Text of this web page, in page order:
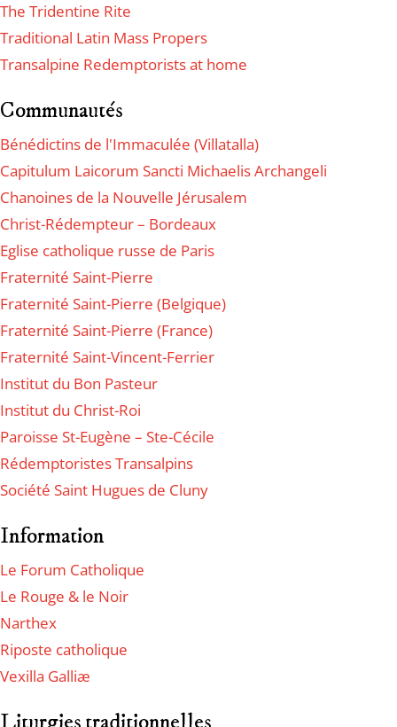
The Tridentine Rite
Traditional Latin Mass Propers
Transalpine Redemptorists at home
Communautés
Bénédictins de l'Immaculée (Villatalla)
Capitulum Laicorum Sancti Michaelis Archangeli
Chanoines de la Nouvelle Jérusalem
Christ-Rédempteur – Bordeaux
Eglise catholique russe de Paris
Fraternité Saint-Pierre
Fraternité Saint-Pierre (Belgique)
Fraternité Saint-Pierre (France)
Fraternité Saint-Vincent-Ferrier
Institut du Bon Pasteur
Institut du Christ-Roi
Paroisse St-Eugène – Ste-Cécile
Rédemptoristes Transalpins
Société Saint Hugues de Cluny
Information
Le Forum Catholique
Le Rouge & le Noir
Narthex
Riposte catholique
Vexilla Galliæ